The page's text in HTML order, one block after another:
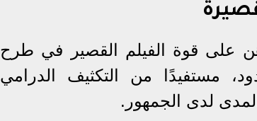
على قوة الفيلم القصير في طرح
مستفيدًا من التكثيف الدرامي
لدى الجمهور.